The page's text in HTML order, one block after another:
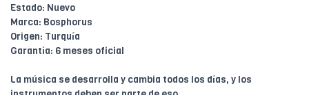
Estado: Nuevo
Marca: Bosphorus
Origen: Turquía
Garantía: 6 meses oficial
La música se desarrolla y cambia todos los días, y los